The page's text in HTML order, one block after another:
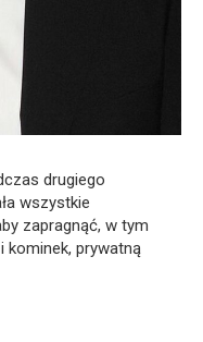
drugiego
wszystkie
zapragnąć, w tym
kominek, prywatną